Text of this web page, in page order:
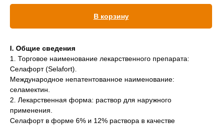
Вакцинация хорьков
В корзину
I. Общие сведения
1. Торговое наименование лекарственного препарата:
Селафорт (Selafort).
Международное непатентованное наименование:
селамектин.
2. Лекарственная форма: раствор для наружного
применения.
Селафорт в форме 6% и 12% раствора в качестве